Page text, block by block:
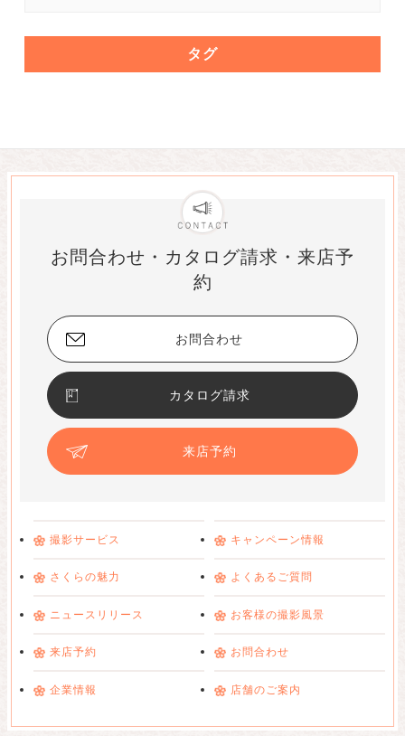
タグ
お問合わせ・カタログ請求・来店予
約
お問合わせ
カタログ請求
来店予約
撮影サービス キャンペーン情報
さくらの魅力 よくあるご質問
ニュースリリース お客様の撮影風景
来店予約 お問合わせ
企業情報 店舗のご案内